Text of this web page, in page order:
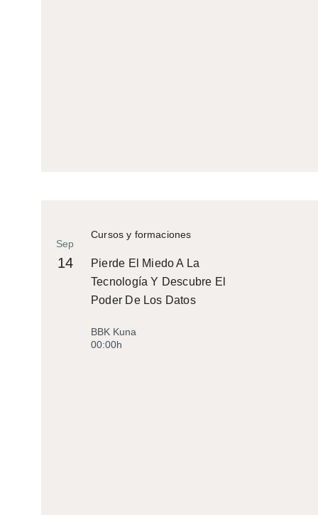
Cursos y formaciones
Sep
14
Pierde El Miedo A La
Tecnología Y Descubre El
Poder De Los Datos
BBK Kuna
00:00h